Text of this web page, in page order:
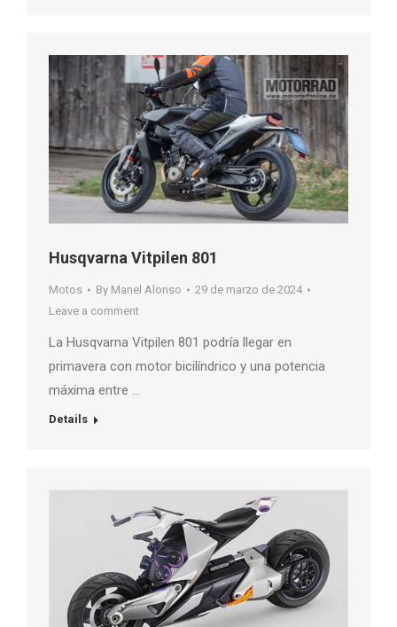
Husqvarna Vitpilen 801
Motos By Manel Alonso
29 de marzo de 2024
Leave a comment
La Husqvarna Vitpilen 801 podría llegar en
primavera con motor bicilíndrico y una potencia
máxima entre …
Details